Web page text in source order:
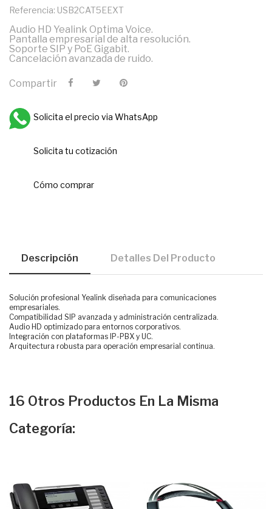
Referencia: USB2CAT5EEXT
Audio HD Yealink Optima Voice.
Pantalla empresarial de alta resolución.
Soporte SIP y PoE Gigabit.
Cancelación avanzada de ruido.
Compartir
Solicita el precio via WhatsApp
Solicita tu cotización
Cómo comprar
Descripción Detalles Del Producto
Solución profesional Yealink diseñada para comunicaciones
empresariales.
Compatibilidad SIP avanzada y administración centralizada.
Audio HD optimizado para entornos corporativos.
Integración con plataformas IP-PBX y UC.
Arquitectura robusta para operación empresarial continua.
16 Otros Productos En La Misma
Categoría: